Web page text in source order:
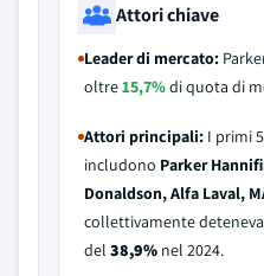
Attori chiave
Leader di mercato:
oltre15,7%di quota di
Attori principali: I primi
includono Parker
Donaldson, Alfa Laval,
collettivamente
del 38,9% nel 2024.